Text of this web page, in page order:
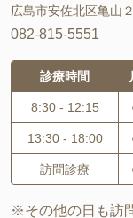
広島市安佐北区亀山
082-815-5551
診療時間
8:30 - 12:15
13:30 - 18:00
訪問診療
※その他の日も訪